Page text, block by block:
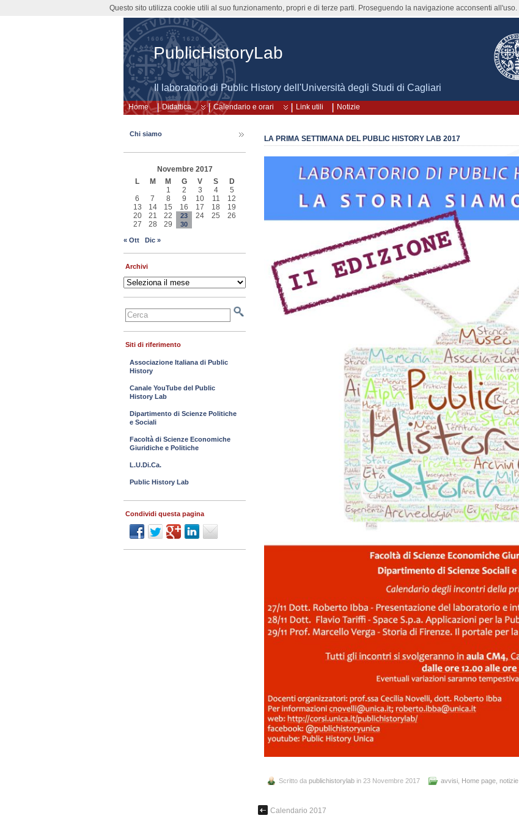
PublicHistoryLab
Il laboratorio di Public History dell'Università degli Studi di Cagliari
Home Didattica Calendario e orari Link utili Notizie
LA PRIMA SETTIMANA DEL PUBLIC HISTORY LAB 2017
Scritto da publichistorylab in 23 Novembre 2017 avvisi Home page notizie
Calendario 2017
Chi siamo
Novembre 2017
L
M M G V S
D
1
2 3 4
5
6
7 8 9 10 11
12
13
14 15 16 17 18
19
20
21 22 23 24 25
26
27
28 29 30
« Ott Dic »
Archivi
Archivi
Siti di riferimento
Associazione Italiana di Public
History
Canale YouTube del Public
History Lab
Dipartimento di Scienze Politiche
e Sociali
Facoltà di Scienze Economiche
Giuridiche e Politiche
L.U.Di.Ca.
Public History Lab
Condividi questa pagina
Questo sito utilizza cookie utili al suo funzionamento, propri e di terze parti. Proseguendo la navigazione acconsenti all'uso.